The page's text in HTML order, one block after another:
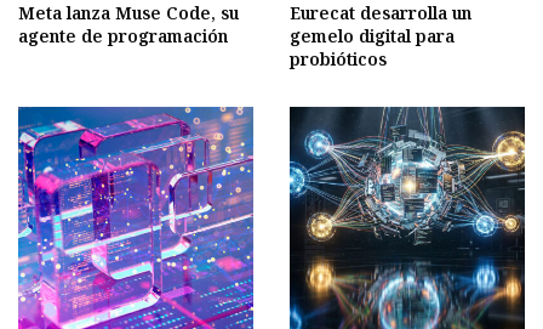
Meta lanza Muse Code, su
agente de programación
Eurecat desarrolla un
gemelo digital para
probióticos